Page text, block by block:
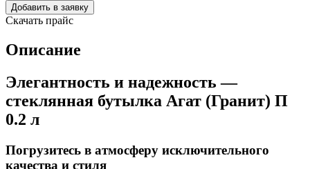
Добавить в заявку
Скачать прайс
Описание
Элегантность и надежность —
стеклянная бутылка Агат (Гранит) П
0.2 л
Погрузитесь в атмосферу исключительного
качества и стиля